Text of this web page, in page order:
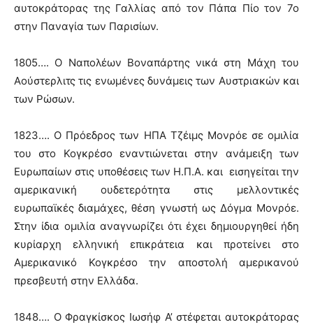
αυτοκράτορας της Γαλλίας από τον Πάπα Πίο τον 7ο
στην Παναγία των Παρισίων.
1805…. Ο Ναπολέων Βοναπάρτης νικά στη Μάχη του
Αούστερλιτς τις ενωμένες δυνάμεις των Αυστριακών και
των Ρώσων.
1823…. Ο Πρόεδρος των ΗΠΑ Τζέιμς Μονρόε σε ομιλία
του στο Κογκρέσο εναντιώνεται στην ανάμειξη των
Ευρωπαίων στις υποθέσεις των Η.Π.Α. και εισηγείται την
αμερικανική ουδετερότητα στις μελλοντικές
ευρωπαϊκές διαμάχες, θέση γνωστή ως Δόγμα Μονρόε.
Στην ίδια ομιλία αναγνωρίζει ότι έχει δημιουργηθεί ήδη
κυρίαρχη ελληνική επικράτεια και προτείνει στο
Αμερικανικό Κογκρέσο την αποστολή αμερικανού
πρεσβευτή στην Ελλάδα.
1848…. Ο Φραγκίσκος Ιωσήφ Α’ στέφεται αυτοκράτορας